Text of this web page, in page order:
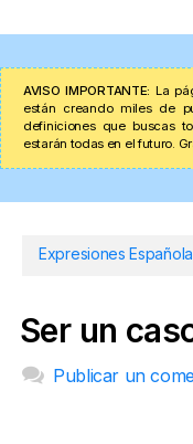
AVISO IMPORTANTE: La
están creando miles de
definiciones que buscas
estarán todas en el futuro.
Expresiones
Ser un
Publicar un